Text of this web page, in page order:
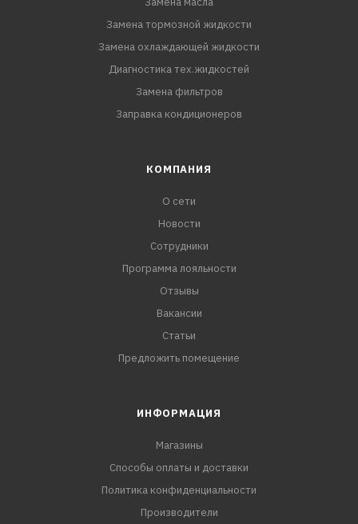
Замена тормозной жидкости
Замена охлаждающей жидкости
Диагностика тех.жидкостей
Замена фильтров
Заправка кондиционеров
КОМПАНИЯ
О сети
Новости
Сотрудники
Программа лояльности
Отзывы
Вакансии
Статьи
Предложить помещение
ИНФОРМАЦИЯ
Магазины
Способы оплаты и доставки
Политика конфиденциальности
Производители